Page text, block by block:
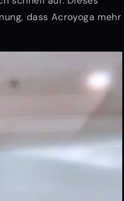
dass Acroyoga mehr